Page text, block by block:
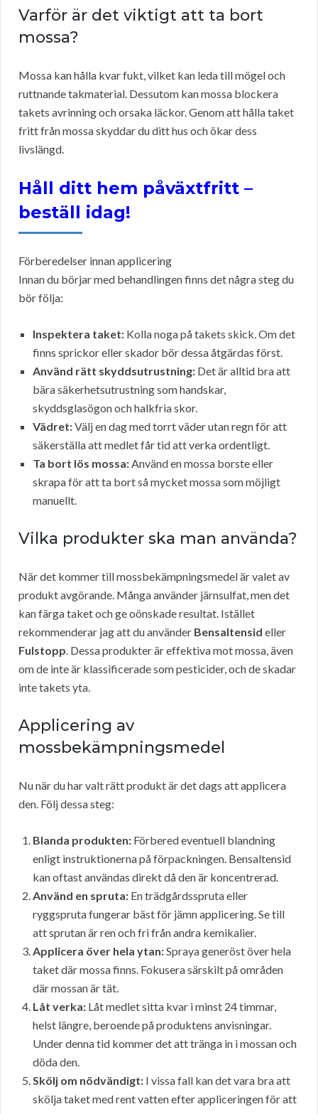
Varför är det viktigt att ta bort
mossa?
Mossa kan hålla kvar fukt, vilket kan leda till mögel och
ruttnande takmaterial. Dessutom kan mossa blockera
takets avrinning och orsaka läckor. Genom att hålla taket
fritt från mossa skyddar du ditt hus och ökar dess
livslängd.
Håll ditt hem påväxtfritt –
beställ idag!
Förberedelser innan applicering
Innan du börjar med behandlingen finns det några steg du
bör följa:
Inspektera taket: Kolla noga på takets skick. Om det
finns sprickor eller skador bör dessa åtgärdas först.
Använd rätt skyddsutrustning: Det är alltid bra att
bära säkerhetsutrustning som handskar,
skyddsglasögon och halkfria skor.
Vädret:Välj en dag med torrt väder utan regn för att
säkerställa att medlet får tid att verka ordentligt.
Ta bort lös mossa:Använd en mossa borste eller
skrapa för att ta bort så mycket mossa som möjligt
manuellt.
Vilka produkter ska man använda?
När det kommer till mossbekämpningsmedel är valet av
produkt avgörande. Många använder järnsulfat, men det
kan färga taket och ge oönskade resultat. Istället
rekommenderar jag att du använder Bensaltensid eller
Fulstopp. Dessa produkter är effektiva mot mossa, även
om de inte är klassificerade som pesticider, och de skadar
inte takets yta.
Applicering av
mossbekämpningsmedel
Nu när du har valt rätt produkt är det dags att applicera
den. Följ dessa steg:
Blanda produkten: Förbered eventuell blandning
enligt instruktionerna på förpackningen. Bensaltensid
kan oftast användas direkt då den är koncentrerad.
Använd en spruta: En trädgårdsspruta eller
ryggspruta fungerar bäst för jämn applicering. Se till
att sprutan är ren och fri från andra kemikalier.
Applicera över hela ytan:Spraya generöst över hela
taket där mossa finns. Fokusera särskilt på områden
där mossan är tät.
Låt verka: Låt medlet sitta kvar i minst 24 timmar,
helst längre, beroende på produktens anvisningar.
Under denna tid kommer det att tränga in i mossan och
döda den.
Skölj om nödvändigt: I vissa fall kan det vara bra att
skölja taket med rent vatten efter appliceringen för att